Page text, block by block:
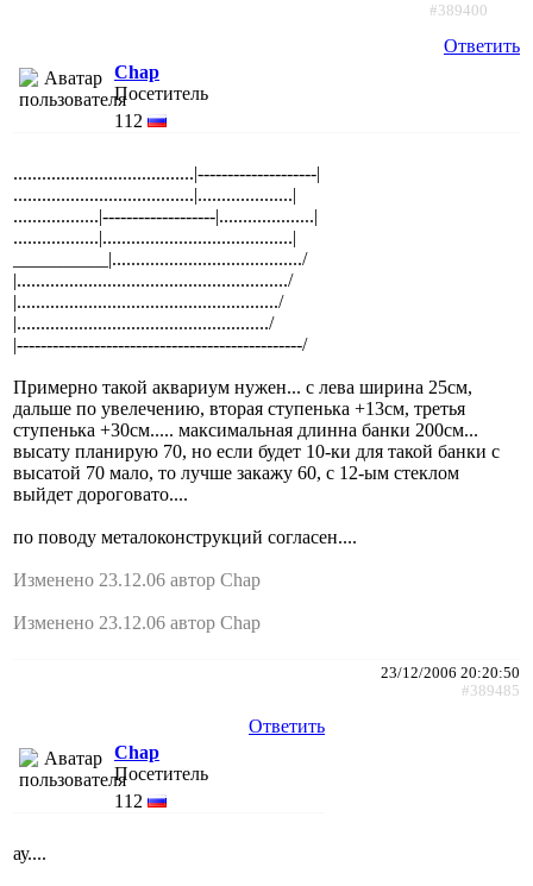
#389400
Ответить
Chap
Посетитель
112
......................................|--------------------|
......................................|....................|
..................|-------------------|....................|
..................|........................................|
__________|......................................../
|........................................................./
|......................................................./
|...................................................../
|------------------------------------------------/
Примерно такой аквариум нужен... с лева ширина 25см,
дальше по увелечению, вторая ступенька +13см, третья
ступенька +30см..... максимальная длинна банки 200см...
высату планирую 70, но если будет 10-ки для такой банки с
высатой 70 мало, то лучше закажу 60, с 12-ым стеклом
выйдет дороговато....
по поводу металоконструкций согласен....
Изменено 23.12.06 автор Chap
Изменено 23.12.06 автор Chap
23/12/2006 20:20:50
#389485
Ответить
Chap
Посетитель
112
ау....